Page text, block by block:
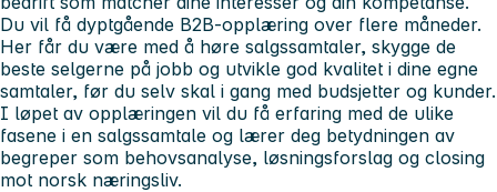
Du vil få dyptgående B2B-opplæring over flere måneder.
Her får du være med å høre salgssamtaler, skygge de
beste selgerne på jobb og utvikle god kvalitet i dine egne
samtaler, før du selv skal i gang med budsjetter og kunder.
I løpet av opplæringen vil du få erfaring med de ulike
fasene i en salgssamtale og lærer deg betydningen av
begreper som behovsanalyse, løsningsforslag og closing
mot norsk næringsliv.